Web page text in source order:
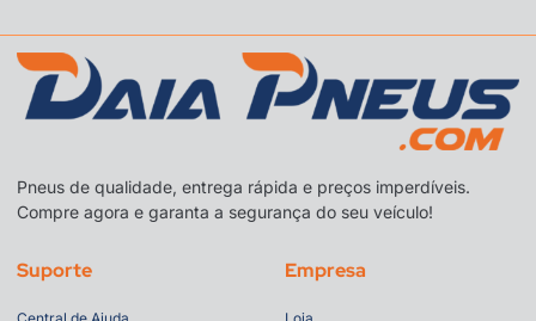
Pneus de qualidade, entrega rápida e preços imperdíveis.
Compre agora e garanta a segurança do seu veículo!
Suporte Empresa